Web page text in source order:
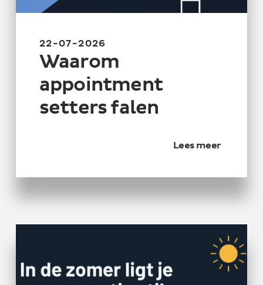
22-07-2026
Waarom
appointment
setters falen
Lees meer